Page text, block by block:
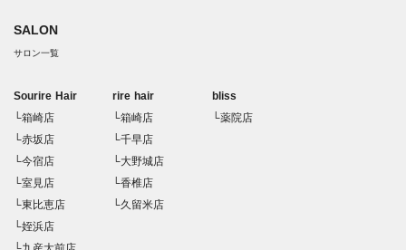
SALON
サロン一覧
Sourire Hair
└箱崎店
└赤坂店
└今宿店
└室見店
└東比恵店
└姪浜店
rire hair
└箱崎店
└千早店
└大野城店
└香椎店
└久留米店
bliss
└薬院店